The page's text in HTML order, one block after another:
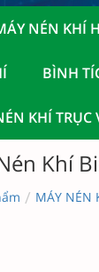
NÉN KHÍ
BÌNH
KHÍ TRỤC
Khí
/ MÁY NÉN